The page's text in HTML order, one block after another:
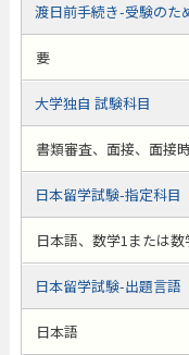
渡日前手続き-受験のた
要
大学独自 試験科目
書類審査、面接、面接
日本留学試験-指定科目
日本語、数学1または数
日本留学試験-出題言語
日本語